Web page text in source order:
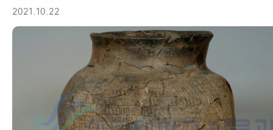
2021.10.22